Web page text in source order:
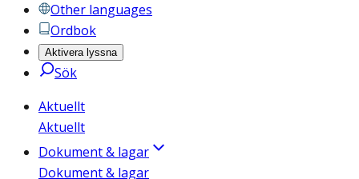
Other languages
Ordbok
Aktivera lyssna
Sök
Aktuellt
Aktuellt
Dokument & lagar
Dokument & lagar